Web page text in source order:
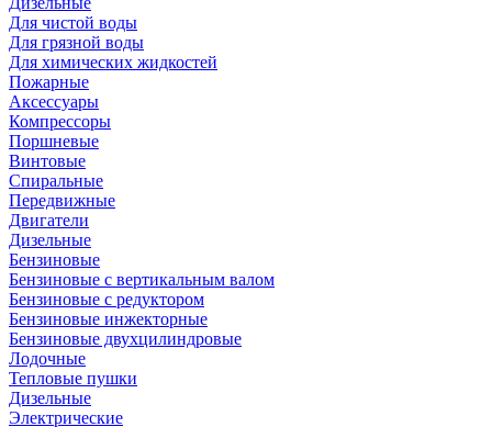
Для чистой воды
Для грязной воды
Для химических жидкостей
Пожарные
Аксессуары
Компрессоры
Поршневые
Винтовые
Спиральные
Передвижные
Двигатели
Дизельные
Бензиновые
Бензиновые с вертикальным валом
Бензиновые с редуктором
Бензиновые инжекторные
Бензиновые двухцилиндровые
Лодочные
Тепловые пушки
Дизельные
Электрические